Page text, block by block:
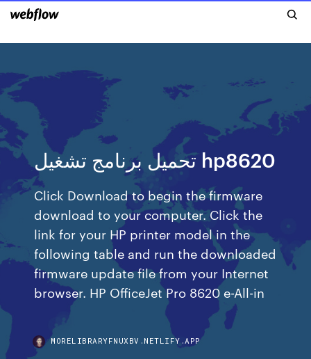
تحميل برنامج تشغيل hp8620
Click Download to begin the firmware
download to your computer. Click the
link for your HP printer model in the
following table and run the downloaded
firmware update file from your Internet
browser. HP OfficeJet Pro 8620 e-All-in
MORELIBRARYFNUXBV.NETLIFY.APP